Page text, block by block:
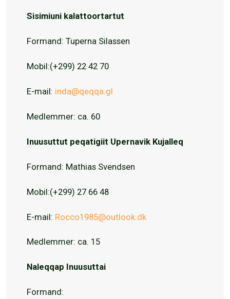
Sisimiuni kalattoortartut
Formand: Tuperna Silassen
Mobil:(+299) 22 42 70
E-mail: inda@qeqqa.gl
Medlemmer: ca. 60
Inuusuttut peqatigiit Upernavik Kujalleq
Formand: Mathias Svendsen
Mobil:(+299) 27 66 48
E-mail: Rocco1985@outlook.dk
Medlemmer: ca. 15
Naleqqap Inuusuttai
Formand: